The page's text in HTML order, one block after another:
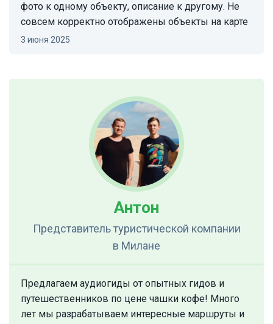
фото к одному объекту, описание к другому. Не
совсем корректно отображены объекты на карте
3 июня 2025
Антон
Представитель туристической компании
в Милане
Предлагаем аудиогиды от опытных гидов и
путешественников по цене чашки кофе! Много
лет мы разрабатываем интересные маршруты и